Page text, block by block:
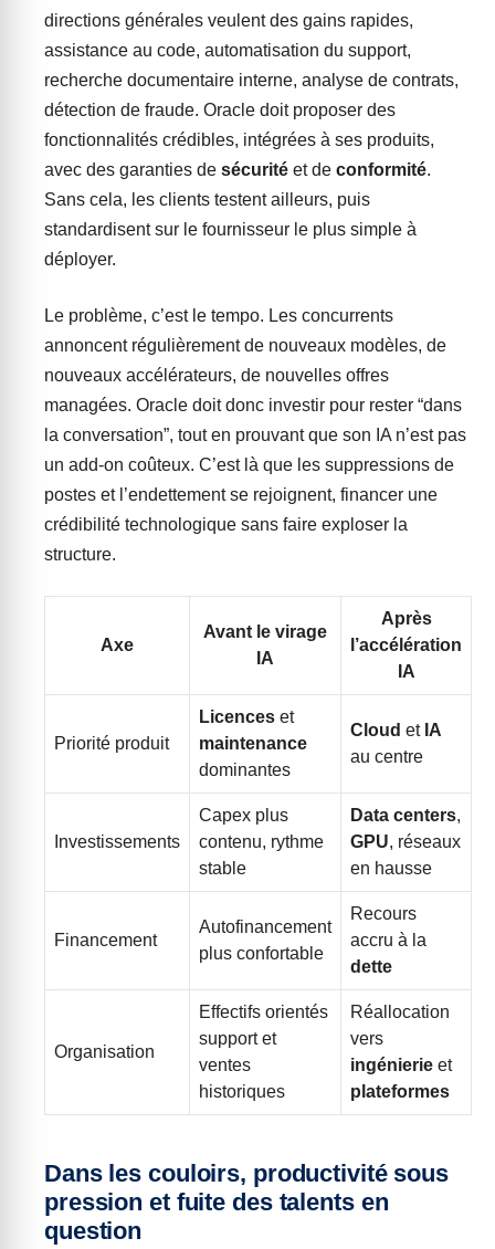
directions générales veulent des gains rapides,
assistance au code, automatisation du support,
recherche documentaire interne, analyse de contrats,
détection de fraude. Oracle doit proposer des
fonctionnalités crédibles, intégrées à ses produits,
avec des garanties de sécurité et de conformité.
Sans cela, les clients testent ailleurs, puis
standardisent sur le fournisseur le plus simple à
déployer.
Le problème, c’est le tempo. Les concurrents
annoncent régulièrement de nouveaux modèles, de
nouveaux accélérateurs, de nouvelles offres
managées. Oracle doit donc investir pour rester “dans
la conversation”, tout en prouvant que son IA n’est pas
un add-on coûteux. C’est là que les suppressions de
postes et l’endettement se rejoignent, financer une
crédibilité technologique sans faire exploser la
structure.
Axe
Avant le virage
IA
Après
l’accélération
IA
Priorité produit
Licences et
maintenance
dominantes
Cloud et IA
au centre
Investissements
Capex plus
contenu, rythme
stable
Data centers,
GPU, réseaux
en hausse
Financement
Autofinancement
plus confortable
Recours
accru à la
dette
Organisation
Effectifs orientés
support et
ventes
historiques
Réallocation
vers
ingénierie et
plateformes
Dans les couloirs, productivité sous
pression et fuite des talents en
question